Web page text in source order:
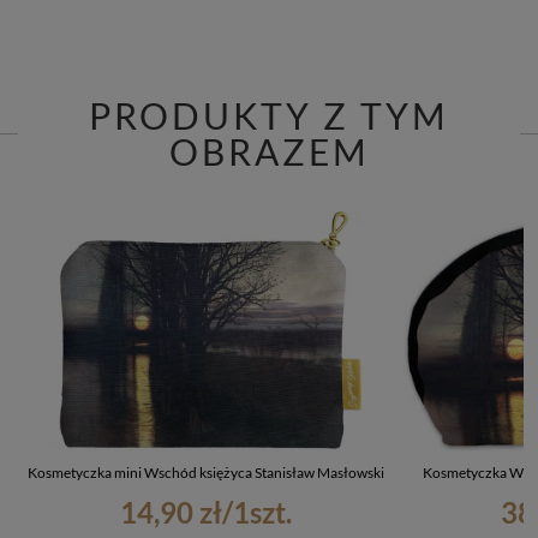
PRODUKTY Z TYM
OBRAZEM
Kosmetyczka mini Wschód księżyca Stanisław Masłowski
14,90 zł/1szt.
Kosmetyczka